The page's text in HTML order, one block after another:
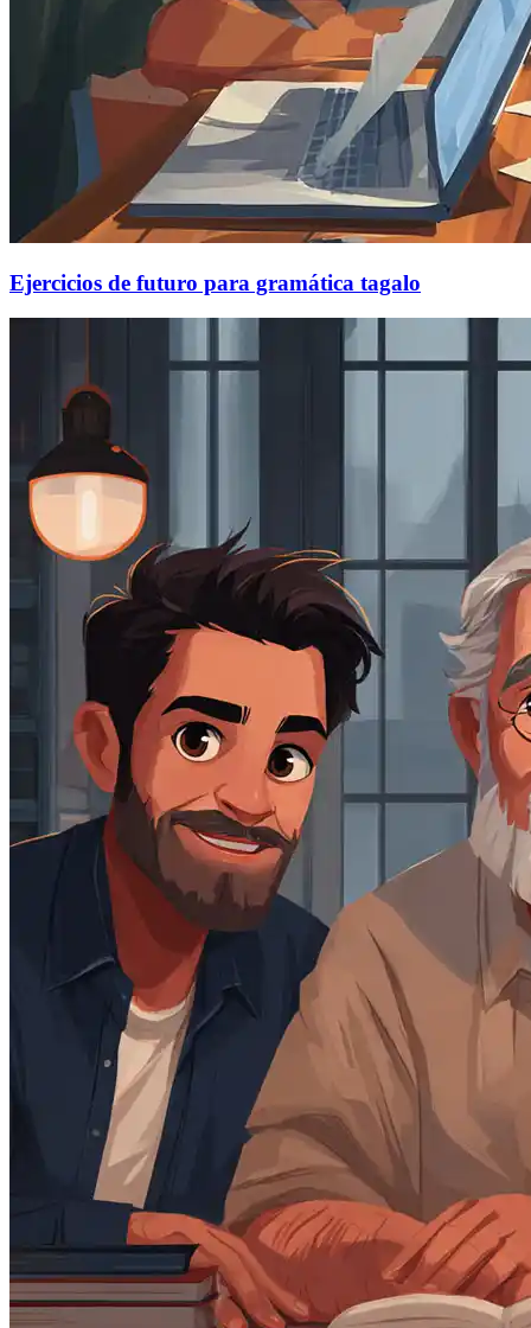
Ejercicios de futuro para gramática tagalo